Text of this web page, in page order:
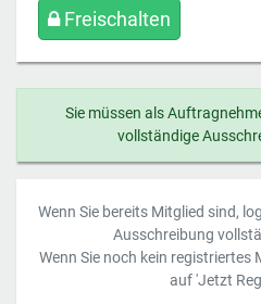
Freischalten
Sie müssen als
vollständige
Wenn Sie bereits Mitglied sind,
Ausschreibung
Wenn Sie noch kein registriertes
auf 'Jetzt